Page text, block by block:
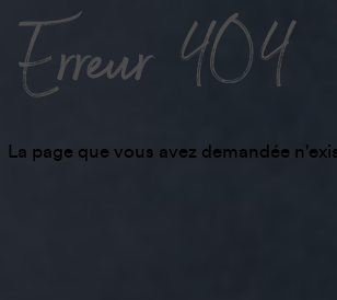
Erreur 404
La page que vous avez demandée